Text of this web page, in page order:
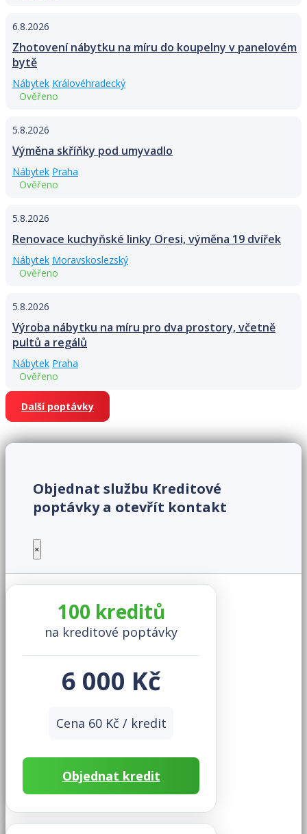
6.8.2026
Zhotovení nábytku na míru do koupelny v panelovém
bytě
Nábytek Královéhradecký
Ověřeno
5.8.2026
Výměna skříňky pod umyvadlo
Nábytek Praha
Ověřeno
5.8.2026
Renovace kuchyňské linky Oresi, výměna 19 dvířek
Nábytek Moravskoslezský
Ověřeno
5.8.2026
Výroba nábytku na míru pro dva prostory, včetně
pultů a regálů
Nábytek Praha
Ověřeno
Další poptávky
Objednat službu Kreditové
poptávky a otevřít kontakt
×
100 kreditů
na kreditové poptávky
6 000 Kč
Cena 60 Kč / kredit
Objednat kredit